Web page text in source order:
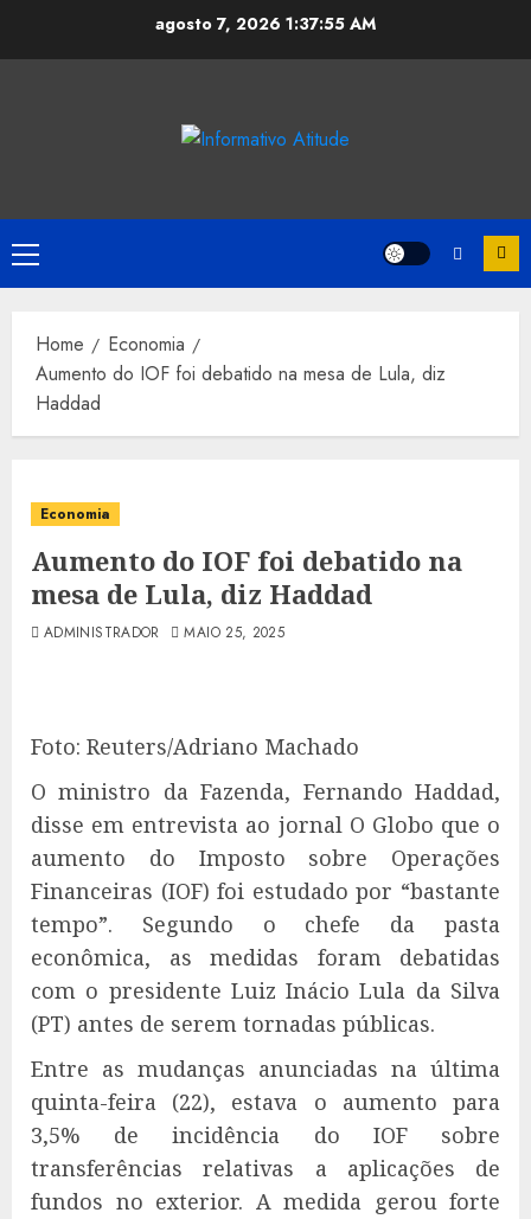
agosto 7, 2026 1:37:55 AM
Primary
Menu
Home
Economia
Aumento do IOF foi debatido na mesa de Lula, diz
Haddad
Economia
Aumento do IOF foi debatido na
mesa de Lula, diz Haddad
ADMINISTRADOR MAIO 25, 2025
Foto: Reuters/Adriano Machado
O ministro da Fazenda, Fernando Haddad,
disse em entrevista ao jornal O Globo que o
aumento do Imposto sobre Operações
Financeiras (IOF) foi estudado por “bastante
tempo”. Segundo o chefe da pasta
econômica, as medidas foram debatidas
com o presidente Luiz Inácio Lula da Silva
(PT) antes de serem tornadas públicas.
Entre as mudanças anunciadas na última
quinta-feira (22), estava o aumento para
3,5% de incidência do IOF sobre
transferências relativas a aplicações de
fundos no exterior. A medida gerou forte